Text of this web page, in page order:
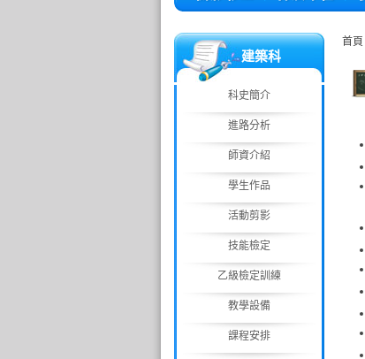
建築科
科史簡介
進路分析
師資介紹
學生作品
活動剪影
技能檢定
乙級檢定訓練
教學設備
課程安排
首頁